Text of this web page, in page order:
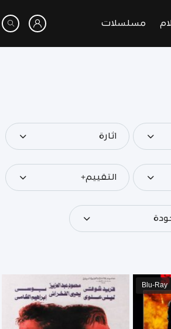
مسلسلات
اثارة
التقييم+
Blu-Ray